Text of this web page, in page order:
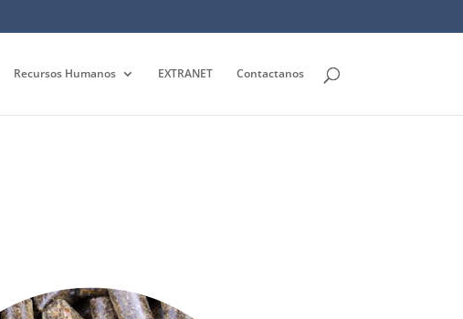
Recursos Humanos EXTRANET Contactanos